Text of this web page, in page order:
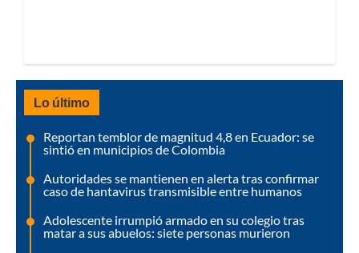
Lo último
Reportan temblor de magnitud 4,8 en Ecuador: se
sintió en municipios de Colombia
Autoridades se mantienen en alerta tras confirmar
caso de hantavirus transmisible entre humanos
Adolescente irrumpió armado en su colegio tras
matar a sus abuelos: siete personas murieron